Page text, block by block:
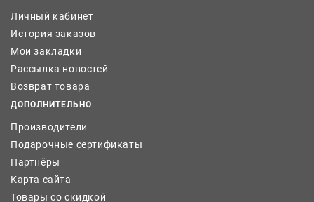
Личный кабинет
История заказов
Мои закладки
Рассылка новостей
Возврат товара
ДОПОЛНИТЕЛЬНО
Производители
Подарочные сертификаты
Партнёры
Карта сайта
Товары со скидкой